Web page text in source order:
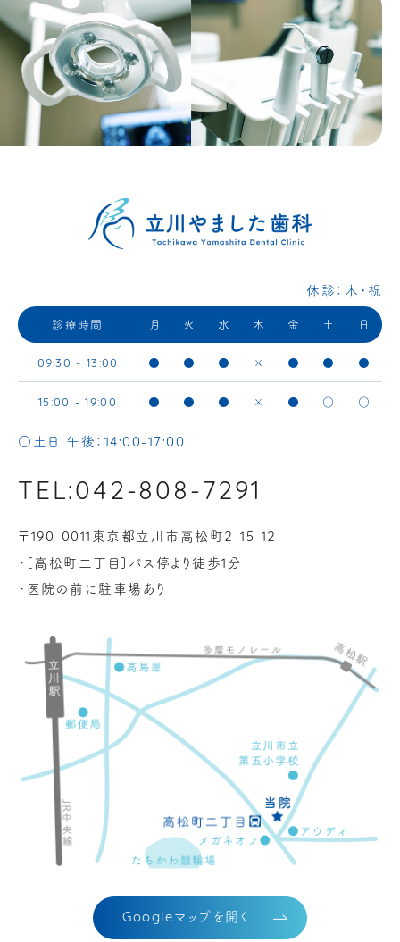
休診：木・祝
診療時間 月 火 水 木 金 土 日
09:30 - 13:00 ● ● ● × ● ● ●
15:00 - 19:00 ● ● ● × ● ○ ○
○土日 午後： 14:00-17:00
TEL:042-808-7291
〒 190-0011 東京都立川市高松町 2-15-12
・[高松町二丁目]バス停より徒歩1 分
・医院の前に駐車場あり
Google マップを開く